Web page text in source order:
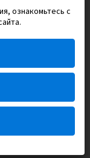
ознакомьтесь с